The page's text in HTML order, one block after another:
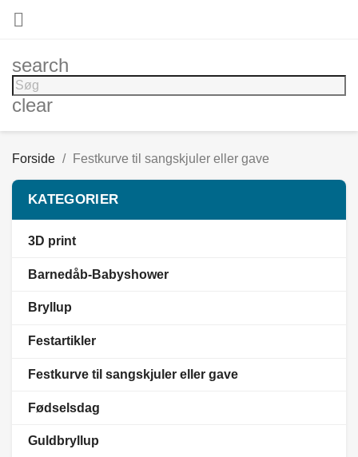

search
clear
Forside Festkurve til sangskjuler eller gave
KATEGORIER
3D print
Barnedåb-Babyshower
Bryllup
Festartikler
Festkurve til sangskjuler eller gave
Fødselsdag
Guldbryllup